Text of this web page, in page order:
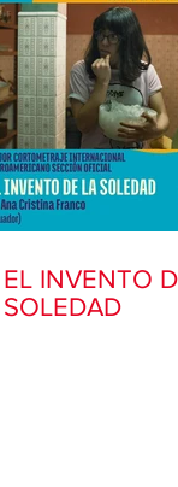
EL INVENTO
SOLEDAD